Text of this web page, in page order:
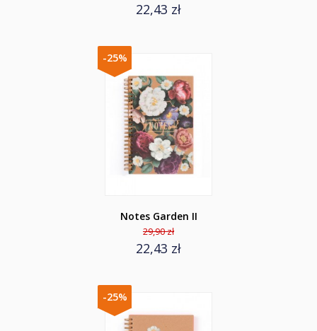
22,43 zł
-25%
Notes Garden II
29,90 zł
22,43 zł
-25%